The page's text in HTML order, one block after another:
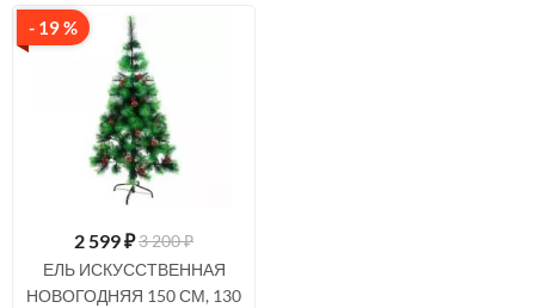
- 19 %
2 599₽3 200 ₽
ЕЛЬ ИСКУССТВЕННАЯ
НОВОГОДНЯЯ 150 СМ, 130